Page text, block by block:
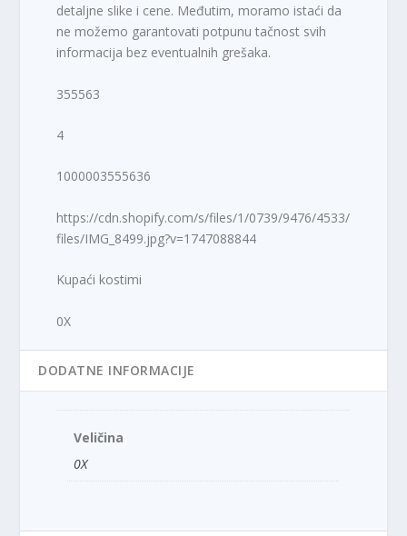
detaljne slike i cene. Međutim, moramo istaći da
ne možemo garantovati potpunu tačnost svih
informacija bez eventualnih grešaka.
355563
4
1000003555636
https://cdn.shopify.com/s/files/1/0739/9476/4533/
files/IMG_8499.jpg?v=1747088844
Kupaći kostimi
0X
DODATNE INFORMACIJE
Veličina
0X